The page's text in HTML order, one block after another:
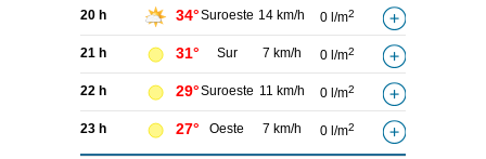
20 h 34°Suroeste 14 km/h 0 l/m2
21 h 31° Sur 7 km/h 0 l/m2
22 h 29°Suroeste 11 km/h 0 l/m2
23 h 27° Oeste 7 km/h 0 l/m2